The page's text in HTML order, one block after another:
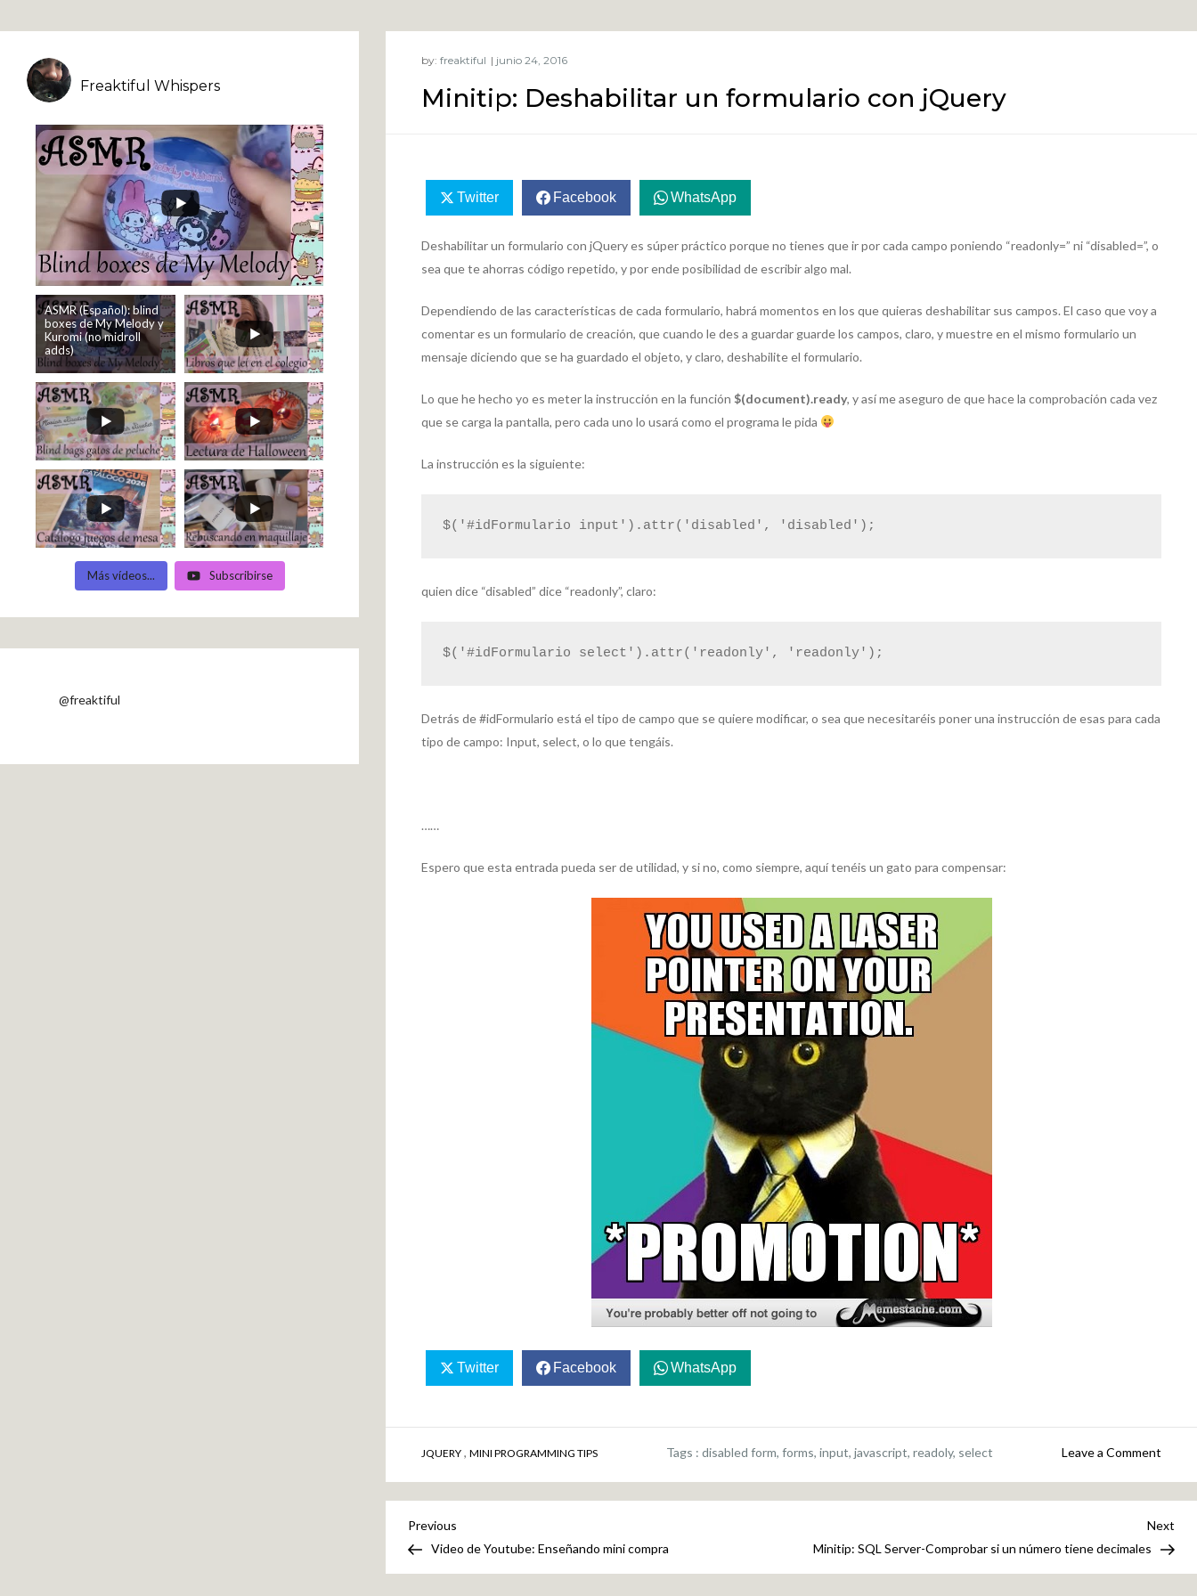
by:freaktiful
Minitip: Deshabilitar un formulario con jQuery
Twitter Facebook WhatsApp
Deshabilitar un formulario con jQuery es súper práctico porque no tienes que ir por cada campo poniendo “readonly=” ni “disabled=”, o
sea que te ahorras código repetido, y por ende posibilidad de escribir algo mal.
Dependiendo de las características de cada formulario, habrá momentos en los que quieras deshabilitar sus campos. El caso que voy a
comentar es un formulario de creación, que cuando le des a guardar guarde los campos, claro, y muestre en el mismo formulario un
mensaje diciendo que se ha guardado el objeto, y claro, deshabilite el formulario.
Lo que he hecho yo es meter la instrucción en la función$(document).ready, y así me aseguro de que hace la comprobación cada vez
que se carga la pantalla, pero cada uno lo usará como el programa le pida
La instrucción es la siguiente:
$('#idFormulario input').attr('disabled', 'disabled');
quien dice “disabled” dice “readonly”, claro:
$('#idFormulario select').attr('readonly', 'readonly');
Detrás de #idFormulario está el tipo de campo que se quiere modificar, o sea que necesitaréis poner una instrucción de esas para cada
tipo de campo: Input, select, o lo que tengáis.
……
Espero que esta entrada pueda ser de utilidad, y si no, como siempre, aquí tenéis un gato para compensar:
Twitter Facebook WhatsApp
JQUERY ,MINI PROGRAMMING TIPS Tags :disabled form,forms,input,javascript,readoly, select Leave a Commenton
un
Navegación
de
Previous
Post
Previous
Video de Youtube: Enseñando mini compra
Next
Minitip: SQL Server-Comprobar si un número tiene decimales
Freaktiful Whispers
ASMR (Español): blind
boxes de My Melody y
Kuromi (no midroll
adds)
Más vídeos... Subscribirse
@freaktiful